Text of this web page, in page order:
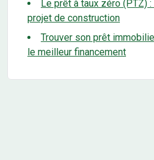
Le prêt à taux zéro (PTZ)
projet de construction
Trouver son prêt
le meilleur financement